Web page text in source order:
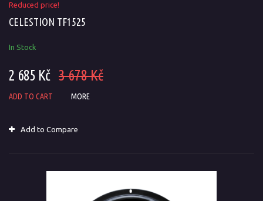
Reduced price!
CELESTION TF1525
In Stock
2 685 Kč 3 678 Kč
ADD TO CART MORE
Add to Compare